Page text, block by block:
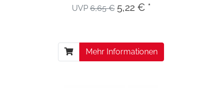
UVP6,65 € 5,22 € *
Mehr Informationen